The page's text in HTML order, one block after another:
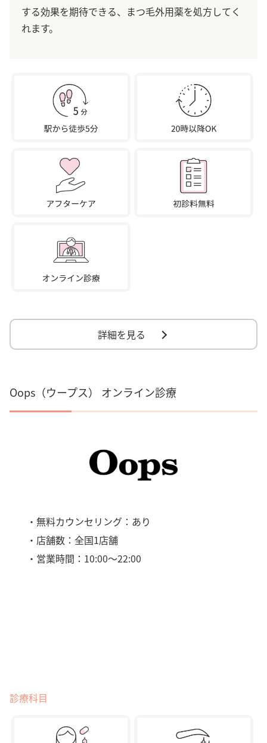
する効果を期待できる、まつ毛外用薬を処方してく
れます。
詳細を見る
Oops（ウープス） オンライン診療
・無料カウンセリング：あり
・店舗数：全国1店舗
・営業時間：10:00～22:00
診療科目